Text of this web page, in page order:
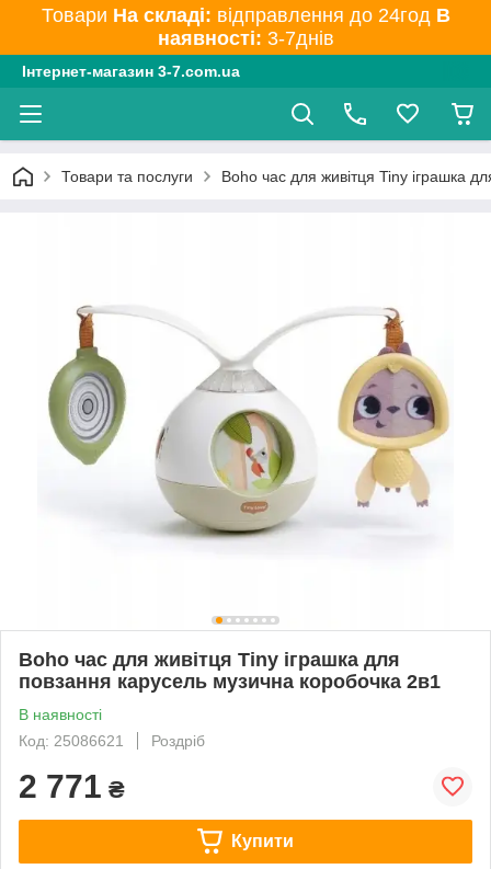
Товари На складі: відправлення до 24год В
наявності: 3-7днів
Інтернет-магазин 3-7.com.ua
Товари та послуги Boho час для живітця Tiny іграшка
Boho час для живітця Tiny іграшка для
повзання карусель музична коробочка 2в1
В наявності
Код: 25086621
Роздріб
2 771 ₴
Купити